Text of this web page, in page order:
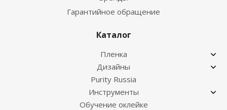
Гарантийное обращение
Каталог
Пленка
Дизайны
Purity Russia
Инструменты
Обучение оклейке